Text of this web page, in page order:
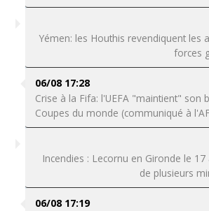
Yémen: les Houthis revendiquent les
forces
06/08 17:28
Crise à la Fifa: l'UEFA "maintient" son
Coupes du monde (communiqué à
Incendies : Lecornu en Gironde le
de plusieurs
06/08 17:19